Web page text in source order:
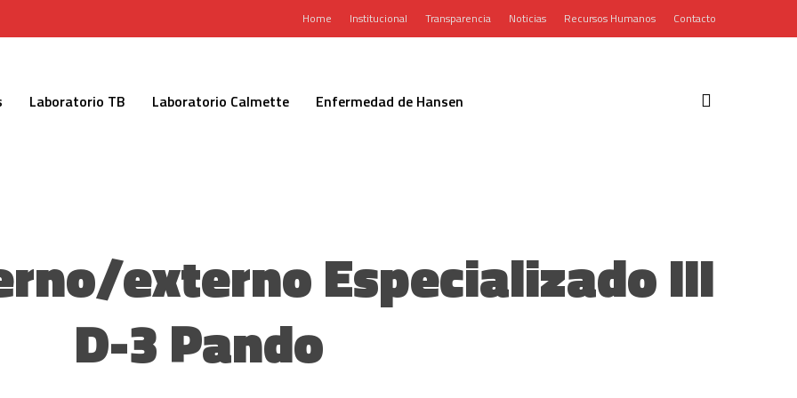
Home Institucional Transparencia Noticias Recursos Humanos Contacto
Laboratorio TB Laboratorio Calmette Enfermedad de Hansen
externo Especializado III
D-3 Pando